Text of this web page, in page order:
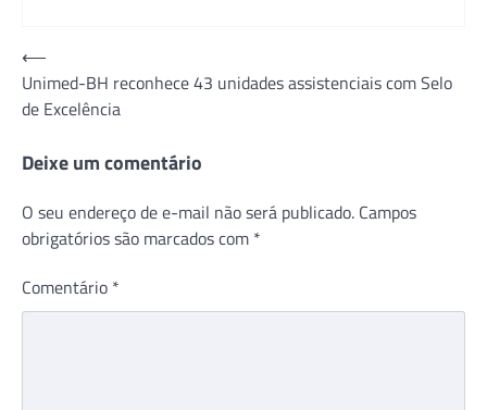
Navegação
de
Post
⟵
Unimed-BH reconhece 43 unidades assistenciais com Selo
de Excelência
Deixe um comentário
O seu endereço de e-mail não será publicado. Campos
obrigatórios são marcados com *
Comentário *